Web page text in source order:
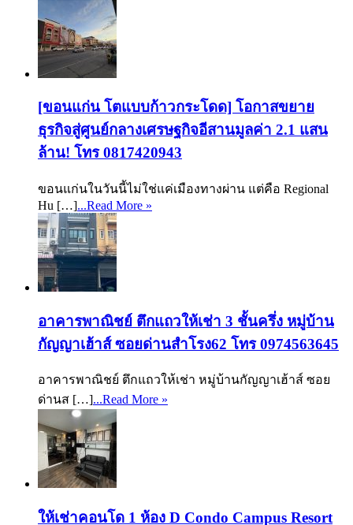
[ขอนแก่น โตแบบก้าวกระโดด] โอกาสขยาย
ธุรกิจสู่ศูนย์กลางเศรษฐกิจอีสานมูลค่า 2.1 แสน
ล้าน! โทร 0817420943
ขอนแก่นในวันนี้ไม่ใช่แค่เมืองทางผ่าน แต่คือ Regional
Hu […]...Read More »
อาคารพาณิชย์ ตึกแถวให้เช่า 3 ชั้นครึ่ง หมู่บ้าน
กัญญาเฮ้าส์ ซอยด่านสำโรง62 โทร 0974563645
อาคารพาณิชย์ ตึกแถวให้เช่า หมู่บ้านกัญญาเฮ้าส์ ซอย
ด่านส […]...Read More »
ให้เช่าคอนโด 1 ห้อง D Condo Campus Resort